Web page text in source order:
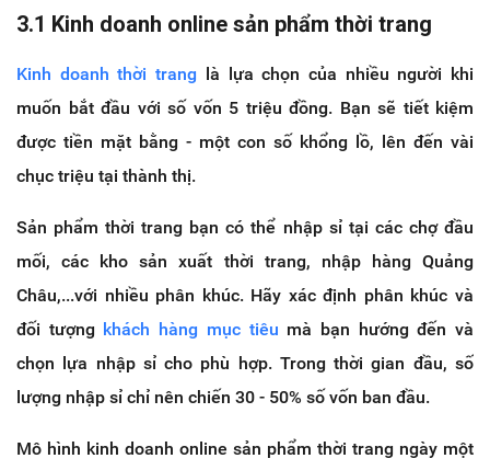
3.1 Kinh doanh online sản phẩm thời trang
Kinh doanh thời trang là lựa chọn của nhiều người khi
muốn bắt đầu với số vốn 5 triệu đồng. Bạn sẽ tiết kiệm
được tiền mặt bằng - một con số khổng lồ, lên đến vài
chục triệu tại thành thị.
Sản phẩm thời trang bạn có thể nhập sỉ tại các chợ đầu
mối, các kho sản xuất thời trang, nhập hàng Quảng
Châu,...với nhiều phân khúc. Hãy xác định phân khúc và
đối tượng khách hàng mục tiêu mà bạn hướng đến và
chọn lựa nhập sỉ cho phù hợp. Trong thời gian đầu, số
lượng nhập sỉ chỉ nên chiến 30 - 50% số vốn ban đầu.
Mô hình kinh doanh online sản phẩm thời trang ngày một